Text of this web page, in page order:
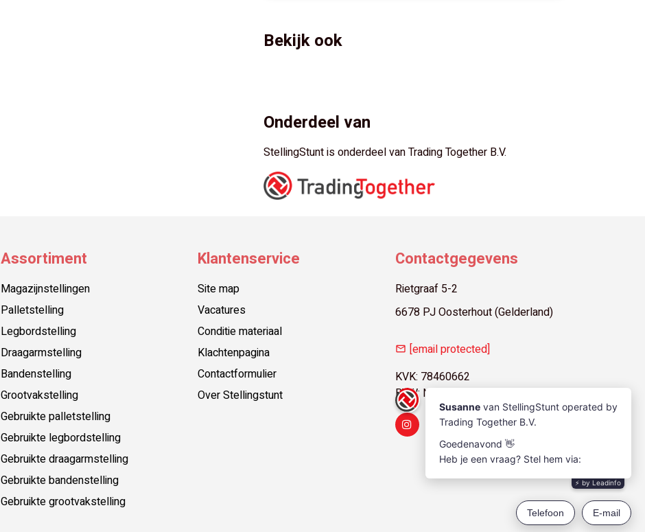
Bekijk ook
Onderdeel van
StellingStunt is onderdeel van Trading Together B.V.
Assortiment
Magazijnstellingen
Palletstelling
Legbordstelling
Draagarmstelling
Bandenstelling
Grootvakstelling
Gebruikte palletstelling
Gebruikte legbordstelling
Gebruikte draagarmstelling
Gebruikte bandenstelling
Gebruikte grootvakstelling
Klantenservice
Site map
Vacatures
Conditie materiaal
Klachtenpagina
Contactformulier
Over Stellingstunt
Contactgegevens
Rietgraaf 5-2
6678 PJ Oosterhout (Gelderland)
[email protected]
KVK: 78460662
BTW: NL861408718B01